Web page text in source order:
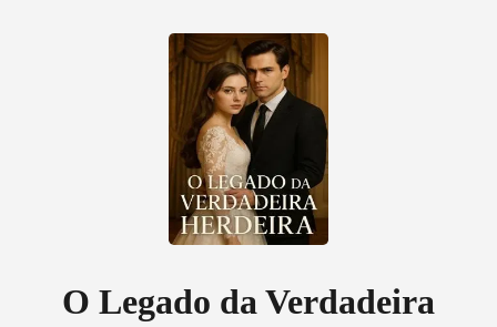
Histórico
O Legado da Verdadeira